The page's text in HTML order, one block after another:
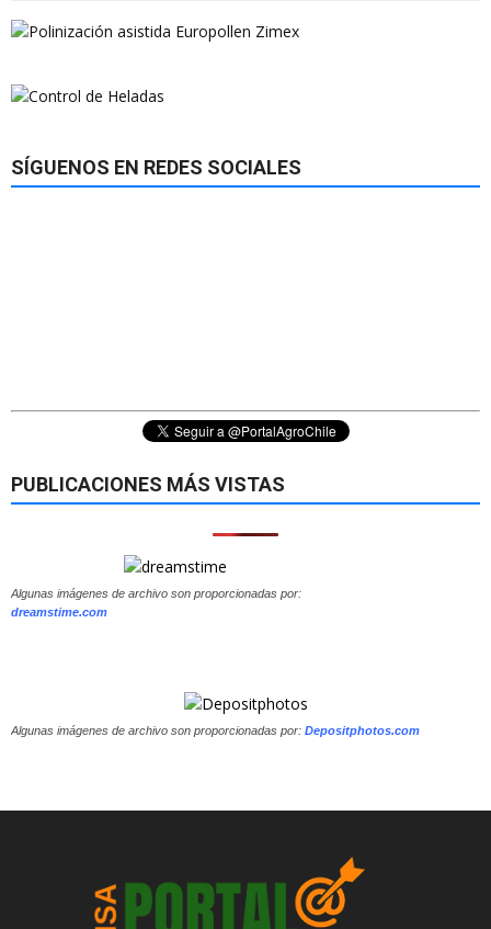
SÍGUENOS EN REDES SOCIALES
PUBLICACIONES MÁS VISTAS
Algunas imágenes de archivo son proporcionadas por:
dreamstime.com
Algunas imágenes de archivo son proporcionadas por: Depositphotos.com